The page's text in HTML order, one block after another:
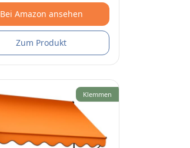
Bei Amazon ansehen
Zum Produkt
Klemmen